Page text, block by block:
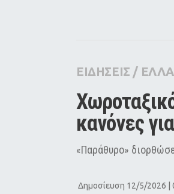
Pop Culture
Agenda
ΕΙΔΗΣΕΙΣ /
κανόνες
«Παράθυρο»
Δημοσίευση 12/5/2026 |